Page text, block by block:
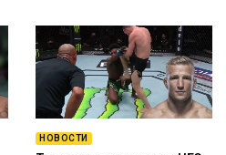
НОВОСТИ